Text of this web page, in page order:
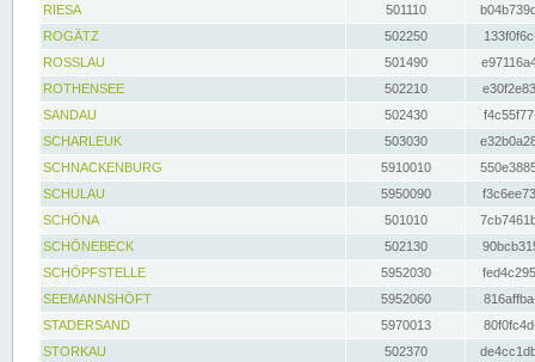
RIESA
501110
ROGÄTZ
502250
ROSSLAU
501490
ROTHENSEE
502210
SANDAU
502430
SCHARLEUK
503030
SCHNACKENBURG
5910010
SCHULAU
5950090
SCHÖNA
501010
SCHÖNEBECK
502130
SCHÖPFSTELLE
5952030
SEEMANNSHÖFT
5952060
STADERSAND
5970013
STORKAU
502370